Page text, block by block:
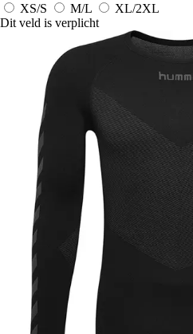
XS/S
M/L
XL/2XL
Dit veld is verplicht